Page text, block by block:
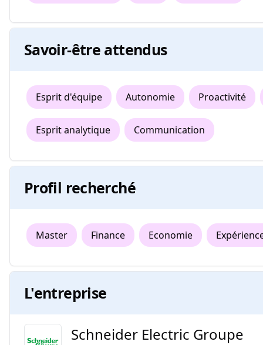
Savoir-être attendus
Esprit d'équipe Autonomie Proactivité
Esprit analytique Communication
Profil recherché
Master Finance Economie
L'entreprise
Schneider Electric Groupe